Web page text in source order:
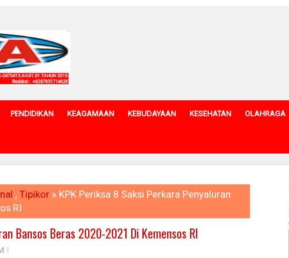
PENDIDIKAN KEAGAMAAN KEBUDAYAAN KESEHATAN OLAHRAGA
, Tipikor » KPK Periksa 8 Saksi Perkara Penyaluran
RI
Bansos Beras 2020-2021 Di Kemensos RI